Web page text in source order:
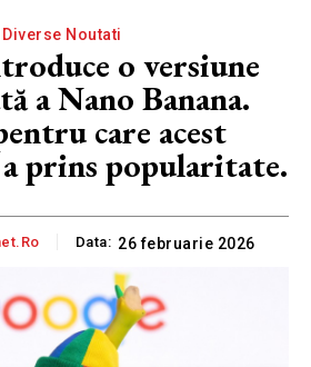
Diverse Noutati
o versiune
a Nano Banana.
care acest
prins popularitate.
Data: 26 februarie 2026